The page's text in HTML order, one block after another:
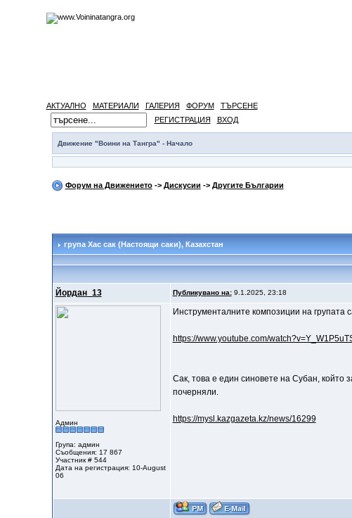
АКТУАЛНО МАТЕРИАЛИ ГАЛЕРИЯ ФОРУМ
ТЪРСЕНЕ
РЕГИСТРАЦИЯ
ВХОД
Движение "Воини на Тангра" - Начало
Форум на Движението-> Дискусии -> Другите Българии
група Хас сак (Настоящи саки), Казахстан
Йордан_13 Публикувано на:9.1.2025, 23:18
Админ
Група: админ
Съобщения: 17 867
Участник # 544
Дата на регистрация: 10-August
06
Инструменталните композиции на групата
https://www.youtube.com/
Сак, това е един синовете на Субан, който
почерняли.
https://mysl.kazgazeta.kz/news/16299